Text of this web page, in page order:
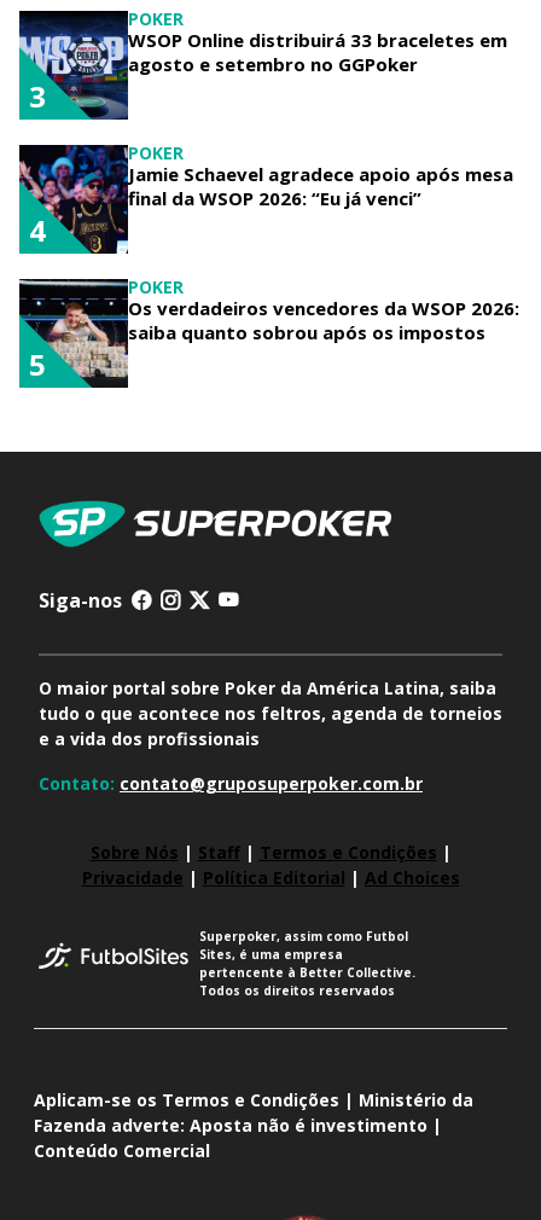
POKER
WSOP Online distribuirá 33 braceletes em
agosto e setembro no GGPoker
3
POKER
Jamie Schaevel agradece apoio após mesa
final da WSOP 2026: “Eu já venci”
4
POKER
Os verdadeiros vencedores da WSOP 2026:
saiba quanto sobrou após os impostos
5
Siga-nos
O maior portal sobre Poker da América Latina, saiba
tudo o que acontece nos feltros, agenda de torneios
e a vida dos profissionais
Contato: contato@gruposuperpoker.com.br
Sobre Nós | Staff| Termos e Condições |
Privacidade | Política Editorial | Ad Choices
Superpoker, assim como Futbol
Sites, é uma empresa
pertencente à Better Collective.
Todos os direitos reservados
Aplicam-se os Termos e Condições | Ministério da
Fazenda adverte: Aposta não é investimento |
Conteúdo Comercial